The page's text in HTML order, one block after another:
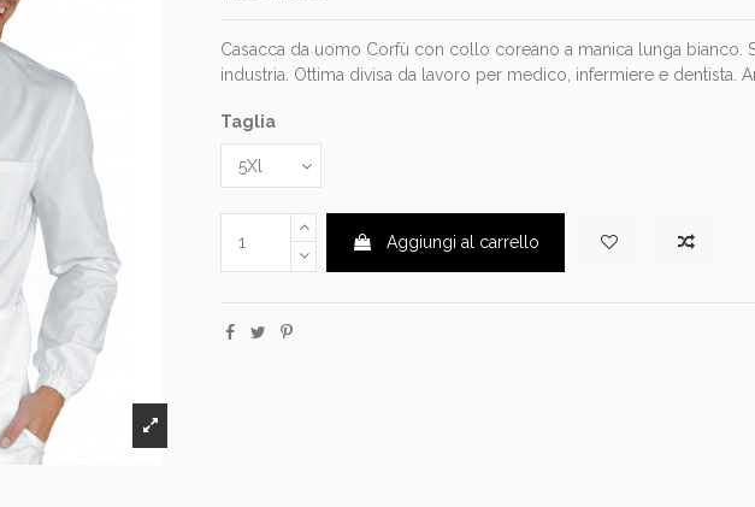
Casacca da uomo Corfù con collo coreano a manica lunga
industria. Ottima divisa da lavoro per medico, infermiere e dentista.
Taglia
Aggiungi al carrello